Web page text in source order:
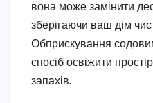
вона може замінити
зберігаючи ваш дім
Обприскування
спосіб освіжити
запахів.